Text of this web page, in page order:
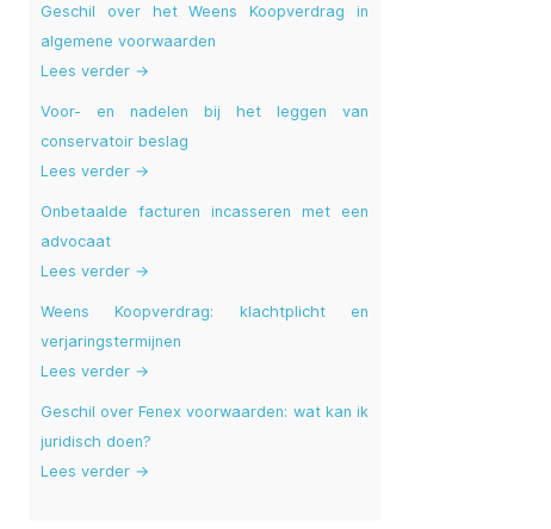
Geschil over het Weens Koopverdrag in
algemene voorwaarden
Lees verder →
Voor- en nadelen bij het leggen van
conservatoir beslag
Lees verder →
Onbetaalde facturen incasseren met een
advocaat
Lees verder →
Weens Koopverdrag: klachtplicht en
verjaringstermijnen
Lees verder →
Geschil over Fenex voorwaarden: wat kan ik
juridisch doen?
Lees verder →